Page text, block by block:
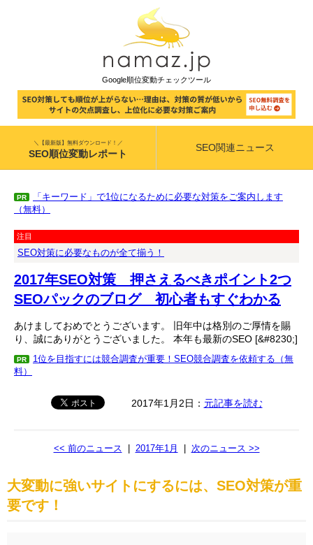
Google順位変動チェックツール
＼【最新版】無料ダウンロード！／
SEO順位変動レポート
SEO関連ニュース
PR
「キーワード」で1位になるために必要な対策をご案内します
（無料）
注目
SEO対策に必要なものが全て揃う！
2017年SEO対策 押さえるべきポイント2つ
SEOパックのブログ 初心者もすぐわかる
あけましておめでとうございます。 旧年中は格別のご厚情を賜
り、誠にありがとうございました。 本年も最新のSEO [&#8230;]
PR
1位を目指すには競合調査が重要！SEO競合調査を依頼する（無
料）
2017年1月2日： 元記事を読む
<< 前のニュース 2017年1月 次のニュース >>
大変動に強いサイトにするには、SEO対策が重
要です！